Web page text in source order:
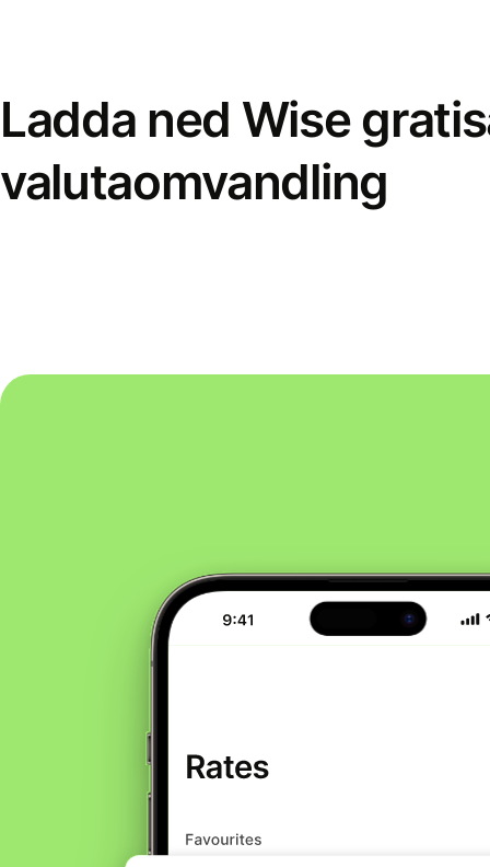
Ladda ned Wise
valutaomvandling